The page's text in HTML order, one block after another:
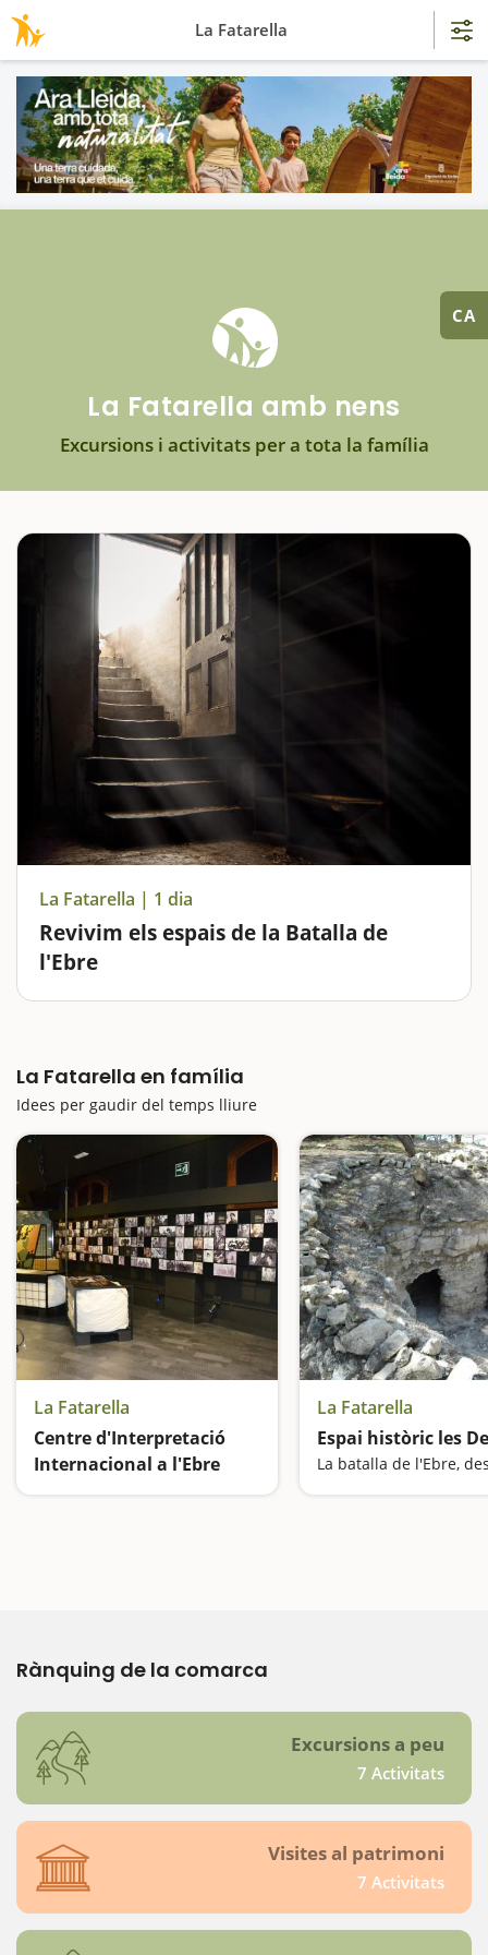
CA
La Fatarella amb nens
Excursions i activitats per a tota la família
La Fatarella | 1 dia
Revivim els espais de la Batalla de
l'Ebre
Envoltada per unes muntanyes colorides per la
força atractiu per fer-hi una escapada amb nens. Serà
una escapada…
La Fatarella en família
Idees per gaudir del temps lliure
La Fatarella
Centre d'Interpretació
Internacional a l'Ebre
La Fatarella
Espai històric les
Rànquing de la comarca
Excursions a peu
7 Activitats
Visites al patrimoni
7 Activitats
La Fatarella